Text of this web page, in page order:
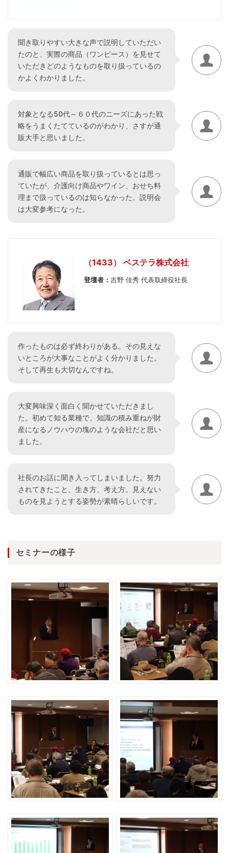
聞き取りやすい大きな声で説明していただい
たのと、実際の商品（ワンピース）を見せて
いただきどのようなものを取り扱っているの
かよくわかりました。
対象となる50代～６０代のニーズにあった戦
略をうまくたてているのがわかり、さすが通
販大手と思いました。
通販で幅広い商品を取り扱っているとは思っ
ていたが、介護向け商品やワイン、おせち料
理まで扱っているのは知らなかった。説明会
は大変参考になった。
（1433） ベステラ株式会社
登壇者： 吉野 佳秀 代表取締役社長
作ったものは必ず終わりがある。その見えな
いところが大事なことがよく分かりました。
そして再生も大切なんですね。
大変興味深く面白く聞かせていただきまし
た。初めて知る業種で、知識の積み重ねが財
産になるノウハウの塊のような会社だと思い
ました。
社長のお話に聞き入ってしまいました。努力
されてきたこと、生き方、考え方。見えない
ものを見ようとする姿勢が素晴らしいです。
セミナーの様子